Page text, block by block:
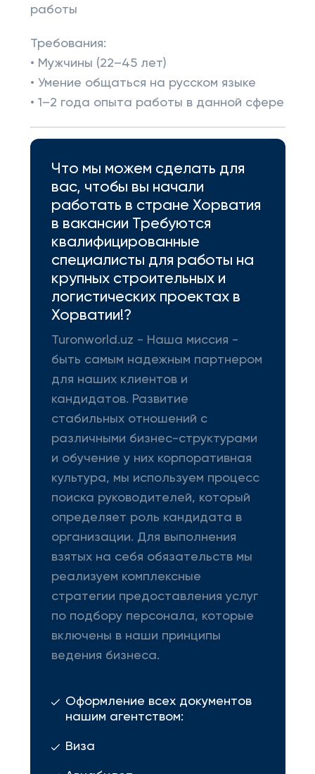
работы
Требования:
• Мужчины (22–45 лет)
• Умение общаться на русском языке
• 1–2 года опыта работы в данной сфере
Что мы можем сделать для
вас, чтобы вы начали
работать в стране Хорватия
в вакансии Требуются
квалифицированные
специалисты для работы на
крупных строительных и
логистических проектах в
Хорватии!?
Turonworld.uz - Наша миссия -
быть самым надежным партнером
для наших клиентов и
кандидатов. Развитие
стабильных отношений с
различными бизнес-структурами
и обучение у них корпоративная
культура, мы используем процесс
поиска руководителей, который
определяет роль кандидата в
организации. Для выполнения
взятых на себя обязательств мы
реализуем комплексные
стратегии предоставления услуг
по подбору персонала, которые
включены в наши принципы
ведения бизнеса.
Оформление всех документов
нашим агентством:
Виза